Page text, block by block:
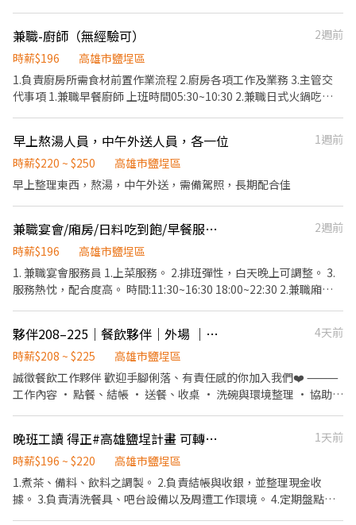
負責結帳、收銀等工作。 餐飲內場： ．擔任廚師的助手，處理烹飪
前與烹飪中之準備工作與其他餐廳相關事務。 ．負責洗、剝、削、
切各種食材。 ．負責清理工作環境、設備和餐具。 ．準備不同餐點
所需要的食材。 ．協助測量食材的容量與重量。 ．負責擺盤、打包
兼職-廚師（無經驗可）
2週前
時薪$196
高雄市鹽埕區
1.負責廚房所需食材前置作業流程 2.廚房各項工作及業務 3.主管交
代事項 1.兼職早餐廚師 上班時間05:30~10:30 2.兼職日式火鍋吃到
履歷，主管審核通過後，會再與您約面試時間唷
早上熬湯人員，中午外送人員，各一位
1週前
時薪$220 ~ $250
高雄市鹽埕區
早上整理東西，熬湯，中午外送，需備駕照，長期配合佳
兼職宴會/廂房/日料吃到飽/早餐服務員
2週前
時薪$196
高雄市鹽埕區
1. 兼職宴會服務員 1.上菜服務。 2.排班彈性，白天晚上可調整。 3.
服務熱忱，配合度高。 時間:11:30~16:30 18:00~22:30 2.兼職廂房
上下班時間隨客人需求適時調整 時間:11:30~16:30 18:00~22:30 3.
兼職日料吃到飽服務員 1.協助顧客點餐、加湯、上菜。 2.前置作業
與收尾工作。 3.具服務熱忱，儀表態度佳，配合度高者 時間:
17;00~21:30 11:00~14:30 *假日中午+晚上。 平日晚上 4.早餐服務
夥伴208–225｜餐飲夥伴｜外場 ｜另有長時段夥伴需求
4天前
時薪$208 ~ $225
高雄市鹽埕區
誠徵餐飲工作夥伴 歡迎手腳俐落、有責任感的你加入我們❤️ ⸻
工作內容 • 點餐、結帳 • 送餐、收桌 • 洗碗與環境整理 • 協助餐
管理能力， 能依營運節奏安排工作優先順序， 兼顧出餐效率與備料
品質。 ⸻ 長期配合者優先 希望能穩定配合半年以上🙏 ⸻
我們希望你 ✔ 手腳俐落 ✔ 有責任感 ✔ 不怕忙 ✔ 願意學習 ✔ 具有服
務熱忱 ⸻ 每週二、三固定公休 其餘排班可於面試時討論。
晚班工讀 得正#高雄鹽埕計畫 可轉正 鄰近駁二 門市人員 非誠勿擾
1天前
時薪$196 ~ $220
高雄市鹽埕區
1.煮茶、備料、飲料之調製。 2.負責結帳與收銀，並整理現金收
據。 3.負責清洗餐具、吧台設備以及周遭工作環境。 4.定期盤點剩